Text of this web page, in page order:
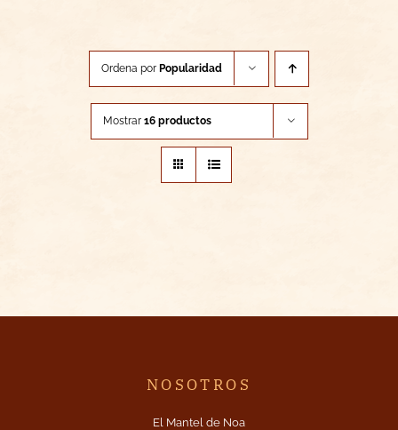
Ordena por Popularidad
Mostrar 16 productos
NOSOTROS
El Mantel de Noa